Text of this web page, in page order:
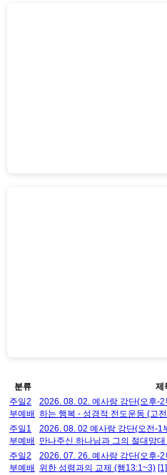
분류 제
주일2
부예배
2026. 08. 02. 예사랑 강단(오후-2
하는 행복 - 성경적 전도운동 (고
주일1
부예배
2026. 08. 02 예사랑 강단(오전-1
만나주신 하나님과 그의 절대망
주일2
부예배
2026. 07. 26. 예사랑 강단(오후-2
위한 성령과의 교제 (행13:1~3) [1]